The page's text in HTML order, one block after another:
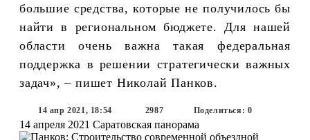
большие средства, которые не получилось бы
найти в региональном бюджете. Для нашей
области очень важна такая федеральная
поддержка в решении стратегически важных
задач», – пишет Николай Панков.
14 апр 2021, 18:54 2987 Поделиться: 0
14 апреля 2021 Саратовская панорама